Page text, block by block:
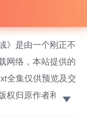
》是由一个刚正不
网络，本站提供的
全集仅供预览及交
归原作者和出版